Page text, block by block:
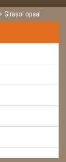
Girasol opaal